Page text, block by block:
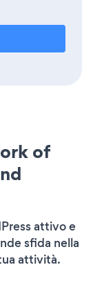
of
attivo e
sfida nella
attività.